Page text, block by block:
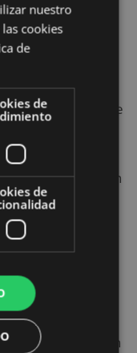
en las oficinas
ideal para
las personas
por lo que
y confortable
imposible.
incorporan
de la
que
facilitarte
encender o
o información
nuestro
cookies
de
de
de